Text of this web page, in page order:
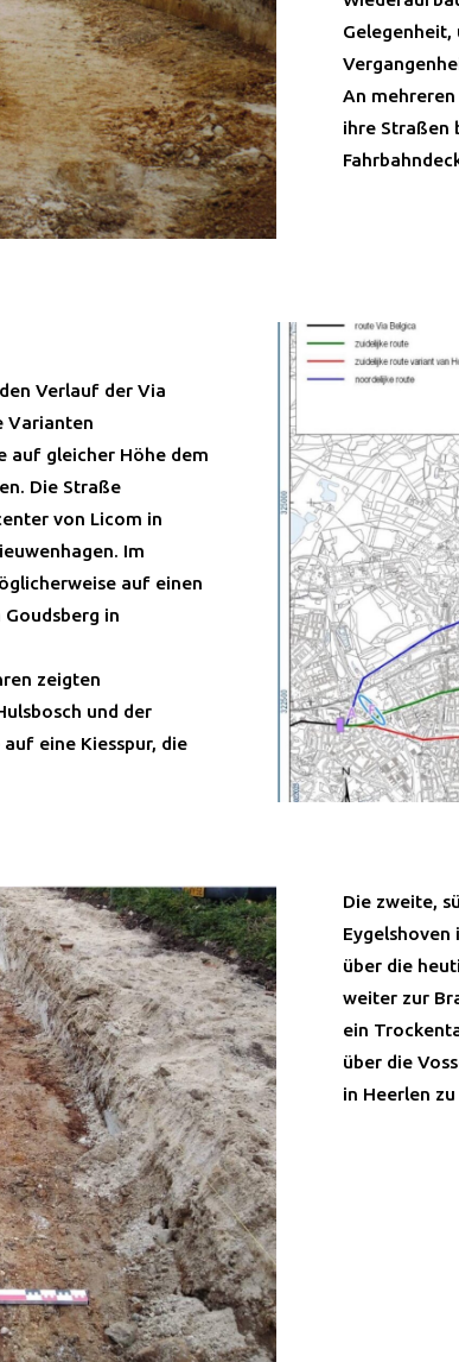
Gelegenheit,
An
ihre Straßen
Verlauf der Via
Varianten
auf gleicher Höhe dem
Die Straße
von Licom in
Im
auf einen
in
zeigten
und der
eine Kiesspur, die
Die zweite,
über die
weiter zur
ein
über die
in Heerlen